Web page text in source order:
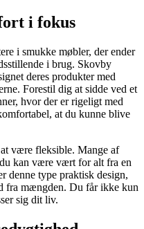
i fokus
i smukke møbler, der ender
i brug. Skovby
deres produkter med
Forestil dig at sidde ved et
hvor der er rigeligt med
at du kunne blive
være fleksible. Mange af
kan være vært for alt fra en
denne type praktisk design,
fra mængden. Du får ikke kun
sig dit liv.